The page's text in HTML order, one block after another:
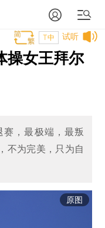
试听
T中
操女王拜尔
，最极端，最叛
不为完美，只为自
原图